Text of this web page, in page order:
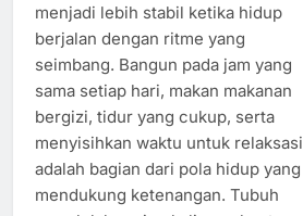
menjadi lebih stabil ketika hidup
berjalan dengan ritme yang
seimbang. Bangun pada jam yang
sama setiap hari, makan makanan
bergizi, tidur yang cukup, serta
menyisihkan waktu untuk relaksasi
adalah bagian dari pola hidup yang
mendukung ketenangan. Tubuh